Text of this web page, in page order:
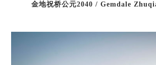
金地祝桥公元2040 / Gemdale